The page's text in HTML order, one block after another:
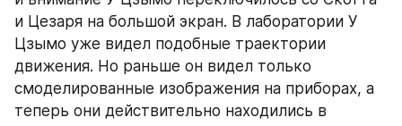
и Цезаря на большой экран. В лаборатории У
Цзымо уже видел подобные траектории
движения. Но раньше он видел только
смоделированные изображения на приборах, а
теперь они действительно находились в